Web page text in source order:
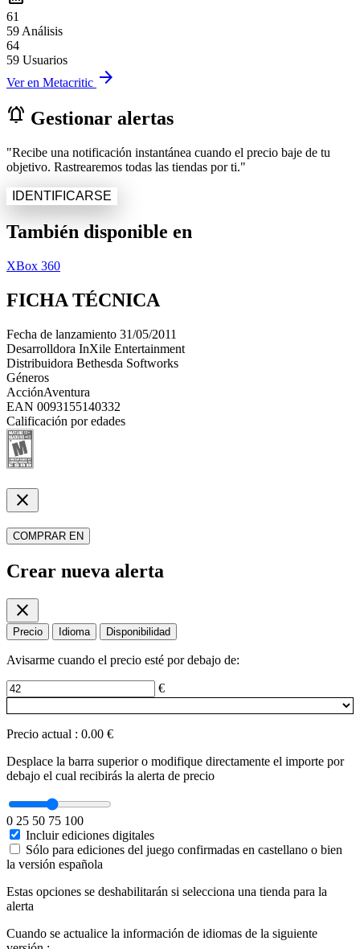
61
59 Análisis
64
59 Usuarios
Ver en Metacritic arrow_forward
notifications_active Gestionar alertas
"Recibe una notificación instantánea cuando el precio baje de tu
objetivo. Rastrearemos todas las tiendas por ti."
IDENTIFICARSE
También disponible en
XBox 360
FICHA TÉCNICA
Fecha de lanzamiento 31/05/2011
Desarrolldora InXile Entertainment
Distribuidora Bethesda Softworks
Géneros
AcciónAventura
EAN 0093155140332
Calificación por edades
close
COMPRAR EN
Crear nueva alerta
close
Precio Idioma Disponibilidad
Avisarme cuando el precio esté por debajo de:
€
Precio actual : 0.00 €
Desplace la barra superior o modifique directamente el importe por
debajo el cual recibirás la alerta de precio
0 25 50 75 100
Incluir ediciones digitales
Sólo para ediciones del juego confirmadas en castellano o bien
la versión española
Estas opciones se deshabilitarán si selecciona una tienda para la
alerta
Cuando se actualice la información de idiomas de la siguiente